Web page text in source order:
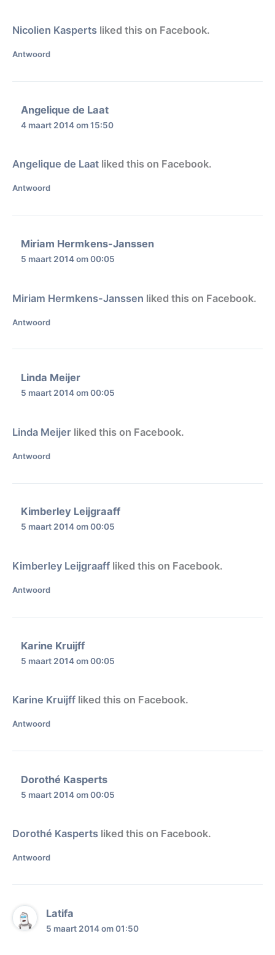
Nicolien Kasperts liked this on Facebook.
Antwoord
Angelique de Laat
4 maart 2014 om 15:50
Angelique de Laat liked this on Facebook.
Antwoord
Miriam Hermkens-Janssen
5 maart 2014 om 00:05
Miriam Hermkens-Janssen liked this on Facebook.
Antwoord
Linda Meijer
5 maart 2014 om 00:05
Linda Meijer liked this on Facebook.
Antwoord
Kimberley Leijgraaff
5 maart 2014 om 00:05
Kimberley Leijgraaff liked this on Facebook.
Antwoord
Karine Kruijff
5 maart 2014 om 00:05
Karine Kruijff liked this on Facebook.
Antwoord
Dorothé Kasperts
5 maart 2014 om 00:05
Dorothé Kasperts liked this on Facebook.
Antwoord
Latifa
5 maart 2014 om 01:50